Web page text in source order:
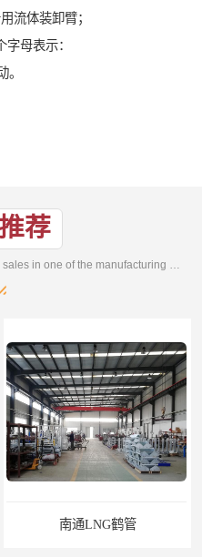
体装卸臂；
字母表示：
荐
Development, design, production and sales in one of the manufacturing enterprises
南通LNG鹤管